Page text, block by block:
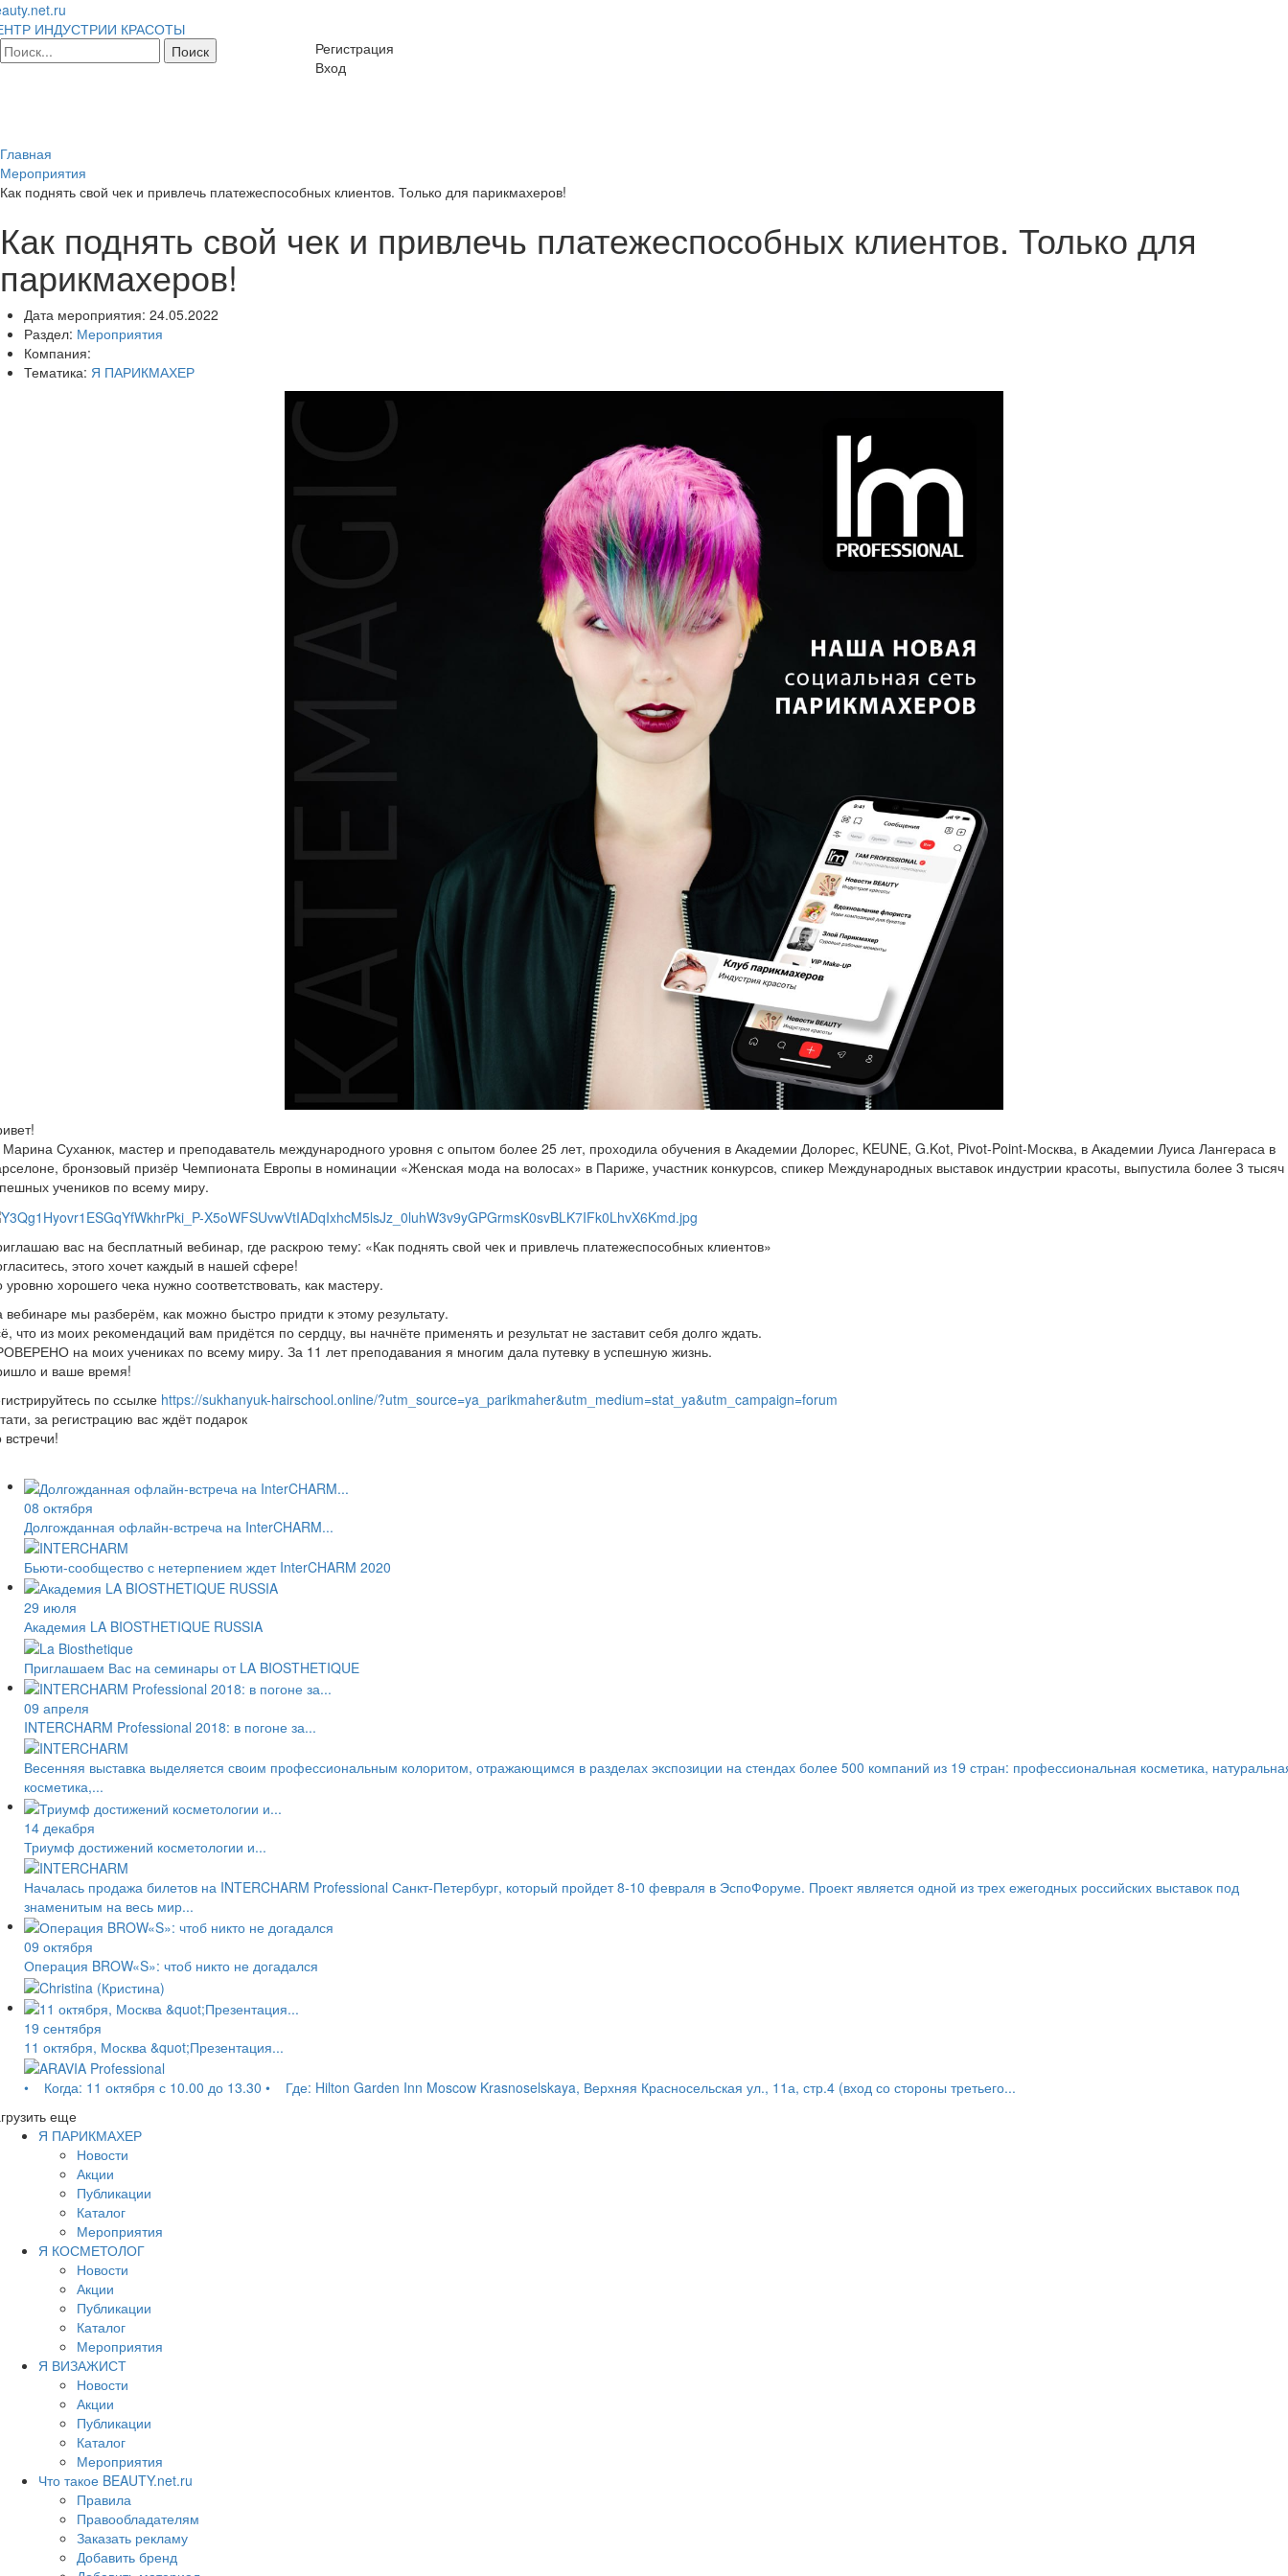
ИНДУСТРИИ КРАСОТЫ
Регистрация
Вход
Главная
Мероприятия
Как поднять свой чек и привлечь платежеспособных клиентов. Только для парикмахеров!
Как поднять свой чек и привлечь платежеспособных клиентов. Только для
парикмахеров!
Дата мероприятия: 24.05.2022
Раздел: Мероприятия
Компания:
Тематика: Я ПАРИКМАХЕР
Суханюк, мастер и преподаватель международного уровня с опытом более 25 лет, проходила обучения в Академии Долорес, KEUNE, G.Kot, Pivot-Point-Москва, в Академии Луиса Лангераса в
бронзовый призёр Чемпионата Европы в номинации «Женская мода на волосах» в Париже, участник конкурсов, спикер Международных выставок индустрии красоты, выпустила более 3 тысяч
учеников по всему миру.
вас на бесплатный вебинар, где раскрою тему: «Как поднять свой чек и привлечь платежеспособных клиентов»
этого хочет каждый в нашей сфере!
уровню хорошего чека нужно соответствовать, как мастеру.
вебинаре мы разберём, как можно быстро придти к этому результату.
что из моих рекомендаций вам придётся по сердцу, вы начнёте применять и результат не заставит себя долго ждать.
на моих учениках по всему миру. За 11 лет преподавания я многим дала путевку в успешную жизнь.
и ваше время!
по ссылке https://sukhanyuk-hairschool.online/?utm_source=ya_parikmaher&utm_medium=stat_ya&utm_campaign=forum
за регистрацию вас ждёт подарок
встречи!
08 октября
Долгожданная офлайн-встреча на InterCHARM...
Бьюти-сообщество с нетерпением ждет InterCHARM 2020
29 июля
Академия LA BIOSTHETIQUE RUSSIA
Приглашаем Вас на семинары от LA BIOSTHETIQUE
09 апреля
INTERCHARM Professional 2018: в погоне за...
Весенняя выставка выделяется своим профессиональным колоритом, отражающимся в разделах экспозиции на стендах более 500 компаний из 19 стран: профессиональная косметика,
косметика,...
14 декабря
Триумф достижений косметологии и...
Началась продажа билетов на INTERCHARM Professional Санкт-Петербург, который пройдет 8-10 февраля в ЭспоФоруме. Проект является одной из трех ежегодных российских выставок под
знаменитым на весь мир...
09 октября
Операция BROW«S»: чтоб никто не догадался
19 сентября
11 октября, Москва &quot;Презентация...
• Когда: 11 октября с 10.00 до 13.30 • Где: Hilton Garden Inn Moscow Krasnoselskaya, Верхняя Красносельская ул., 11а, стр.4 (вход со стороны третьего...
еще
Я ПАРИКМАХЕР
Новости
Акции
Публикации
Каталог
Мероприятия
Я КОСМЕТОЛОГ
Новости
Акции
Публикации
Каталог
Мероприятия
Я ВИЗАЖИСТ
Новости
Акции
Публикации
Каталог
Мероприятия
Что такое BEAUTY.net.ru
Правила
Правообладателям
Заказать рекламу
Добавить бренд